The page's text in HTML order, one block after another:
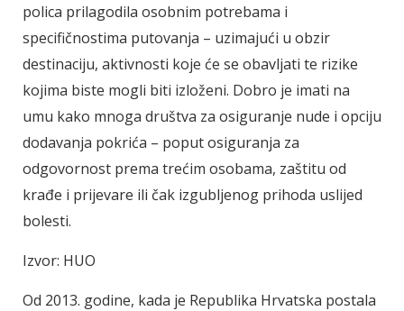
polica prilagodila osobnim potrebama i
specifičnostima putovanja – uzimajući u obzir
destinaciju, aktivnosti koje će se obavljati te rizike
kojima biste mogli biti izloženi. Dobro je imati na
umu kako mnoga društva za osiguranje nude i opciju
dodavanja pokrića – poput osiguranja za
odgovornost prema trećim osobama, zaštitu od
krađe i prijevare ili čak izgubljenog prihoda uslijed
bolesti.
Izvor: HUO
Od 2013. godine, kada je Republika Hrvatska postala